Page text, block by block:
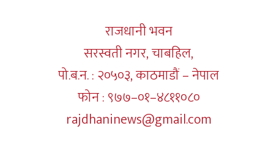
राजधानी भवन
सरस्वती नगर, चाबहिल,
पो.ब.न. : २०५०३, काठमाडौं – नेपाल
फोन : ९७७–०१–४८११०८०
rajdhaninews@gmail.com